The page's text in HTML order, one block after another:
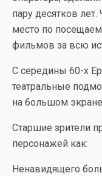
пару десятков
место по
фильмов за всю
С середины 60-х
театральные
на большом
Старшие зрители
персонажей как:
Ненавидящего